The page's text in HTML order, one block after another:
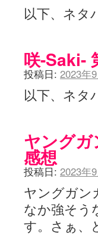
以下、ネタ
咲-Saki-
投稿日: 2023年
以下、ネタ
ヤング
感想
投稿日: 2023年
ヤングガン
なか強そう
す。さぁ、